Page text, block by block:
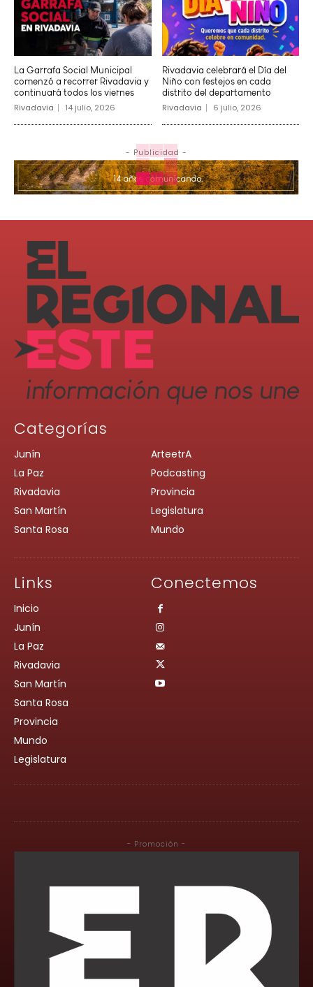
La Garrafa Social Municipal
comenzó a recorrer Rivadavia y
continuará todos los viernes
Rivadavia 14 julio, 2026
Rivadavia celebrará el Día del
Niño con festejos en cada
distrito del departamento
Rivadavia 6 julio, 2026
- Publicidad -
Categorías
Junín
La Paz
Rivadavia
San Martín
Santa Rosa
ArteetrA
Podcasting
Provincia
Legislatura
Mundo
Links
Inicio
Junín
La Paz
Rivadavia
San Martín
Santa Rosa
Provincia
Mundo
Legislatura
Conectemos
- Promoción -